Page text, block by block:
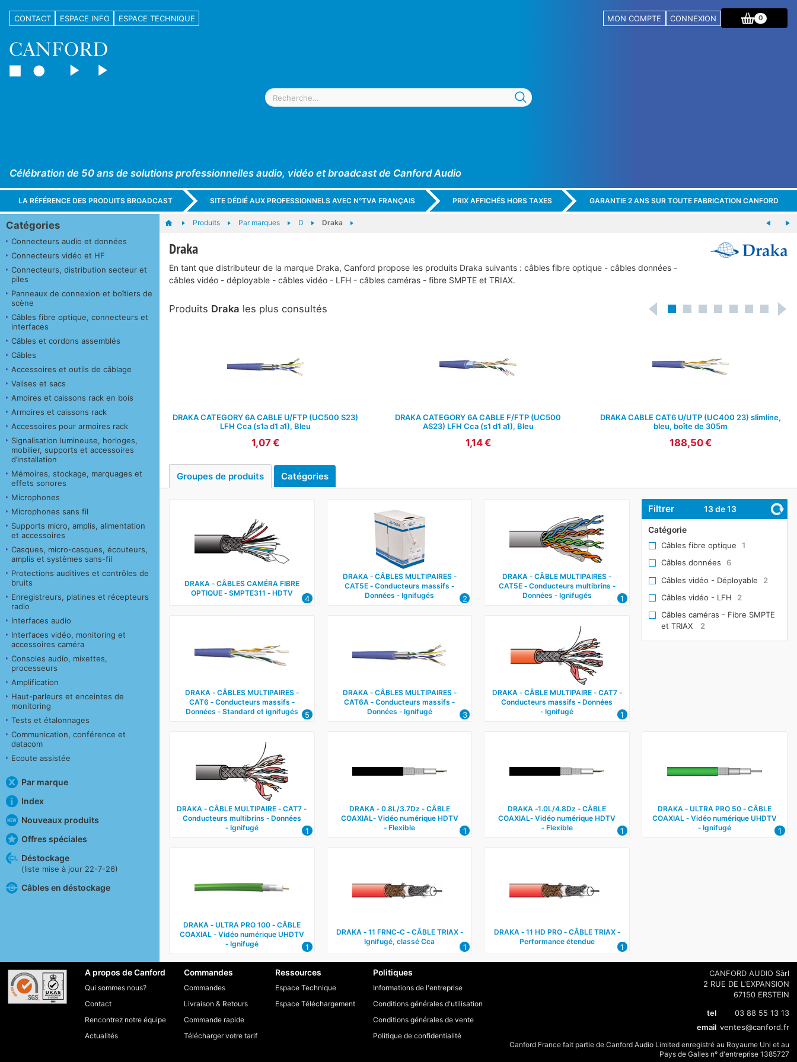
CONTACT ESPACE INFO ESPACE TECHNIQUE MON COMPTE CONNEXION 0
Célébration de 50 ans de solutions professionnelles audio, vidéo et broadcast de Canford Audio
LA RÉFÉRENCE DES PRODUITS BROADCAST SITE DÉDIÉ AUX PROFESSIONNELS AVEC N°TVA FRANÇAIS PRIX AFFICHÉS HORS TAXES GARANTIE 2 ANS SUR TOUTE FABRICATION CANFORD
Catégories
Connecteurs audio et données
Connecteurs vidéo et HF
Connecteurs, distribution secteur et
piles
Panneaux de connexion et boîtiers de
scène
Câbles fibre optique, connecteurs et
interfaces
Câbles et cordons assemblés
Câbles
Accessoires et outils de câblage
Valises et sacs
Amoires et caissons rack en bois
Armoires et caissons rack
Accessoires pour armoires rack
Signalisation lumineuse, horloges,
mobilier, supports et accessoires
d’installation
Mémoires, stockage, marquages et
effets sonores
Microphones
Microphones sans fil
Supports micro, amplis, alimentation
et accessoires
Casques, micro-casques, écouteurs,
amplis et systèmes sans-fil
Protections auditives et contrôles de
bruits
Enregistreurs, platines et récepteurs
radio
Interfaces audio
Interfaces vidéo, monitoring et
accessoires caméra
Consoles audio, mixettes,
processeurs
Amplification
Haut-parleurs et enceintes de
monitoring
Tests et étalonnages
Communication, conférence et
datacom
Ecoute assistée
Par marque
Index
Nouveaux produits
Offres spéciales
Déstockage
(liste mise à jour 22-7-26)
Câbles en déstockage
Produits Par marques D Draka
Draka
En tant que distributeur de la marque Draka, Canford propose les produits Draka suivants : câbles fibre optique - câbles données -
câbles vidéo - déployable - câbles vidéo - LFH - câbles caméras - fibre SMPTE et TRIAX.
Produits Draka les plus consultés
DRAKA CATEGORY 6A CABLE U/FTP (UC500 S23)
LFH Cca (s1a d1 a1), Bleu
1,07 €
DRAKA CATEGORY 6A CABLE F/FTP (UC500
AS23) LFH Cca (s1 d1 a1), Bleu
1,14 €
DRAKA CABLE CAT6 U/UTP (UC400 23) slimline,
bleu, boîte de 305m
188,50 €
Groupes de produits Catégories
Filtrer 13de 13
Catégorie
Câbles fibre optique
1
Câbles données
6
Câbles vidéo - Déployable
2
Câbles vidéo - LFH
2
Câbles caméras - Fibre SMPTE
et TRIAX
2
DRAKA ‑ CÂBLES CAMÉRA FIBRE
OPTIQUE ‑ SMPTE311 ‑ HDTV
4
DRAKA ‑ CÂBLES MULTIPAIRES ‑
CAT5E ‑ Conducteurs massifs ‑
Données ‑ Ignifugés
2
DRAKA ‑ CÂBLE MULTIPAIRES ‑
CAT5E ‑ Conducteurs multibrins ‑
Données ‑ Ignifugés
1
DRAKA ‑ CÂBLES MULTIPAIRES ‑
CAT6 ‑ Conducteurs massifs ‑
Données ‑ Standard et ignifugés
5
DRAKA ‑ CÂBLES MULTIPAIRES ‑
CAT6A ‑ Conducteurs massifs ‑
Données ‑ Ignifugé
3
DRAKA ‑ CÂBLE MULTIPAIRE ‑ CAT7 ‑
Conducteurs massifs ‑ Données
‑ Ignifugé
1
DRAKA ‑ CÂBLE MULTIPAIRE ‑ CAT7 ‑
Conducteurs multibrins ‑ Données
‑ Ignifugé
1
DRAKA ‑ 0.8L/3.7Dz ‑ CÂBLE
COAXIAL‑ Vidéo numérique HDTV
‑ Flexible
1
DRAKA ‑1.0L/4.8Dz ‑ CÂBLE
COAXIAL‑ Vidéo numérique HDTV
‑ Flexible
1
DRAKA ‑ ULTRA PRO 50 ‑ CÂBLE
COAXIAL ‑ Vidéo numérique UHDTV
‑ Ignifugé
1
DRAKA ‑ ULTRA PRO 100 ‑ CÂBLE
COAXIAL ‑ Vidéo numérique UHDTV
‑ Ignifugé
1
DRAKA ‑ 11 FRNC‑C ‑ CÂBLE TRIAX ‑
Ignifugé, classé Cca
1
DRAKA ‑ 11 HD PRO ‑ CÂBLE TRIAX ‑
Performance étendue
1
A propos de Canford
Qui sommes nous?
Contact
Rencontrez notre équipe
Actualités
Commandes
Commandes
Livraison & Retours
Commande rapide
Télécharger votre tarif
Ressources
Espace Technique
Espace Téléchargement
Politiques
Informations de l'entreprise
Conditions générales d'utilisation
Conditions générales de vente
Politique de confidentialité
CANFORD AUDIO Sàrl
2 RUE DE L'EXPANSION
67150 ERSTEIN
tel
03 88 55 13 13
email ventes@canford.fr
Canford France fait partie de Canford Audio Limited enregistré au Royaume Uni et au
Pays de Galles n° d'entreprise 1385727